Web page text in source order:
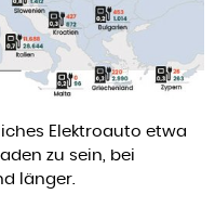
Elektroauto etwa
zu sein, bei
länger.